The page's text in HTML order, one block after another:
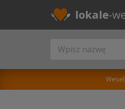
lokale-